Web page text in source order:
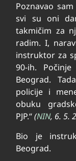
Poznavao
svi su oni
takmičim za
radim. I,
instruktor za
90-ih.
Beograd.
policije i
obuku
PJP.“(NIN, 6. 5.
Bio je
Beograd.